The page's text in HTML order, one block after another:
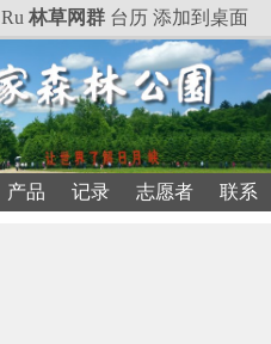
Ru 林草网群 台历 添加到桌面
产品 记录 志愿者 联系